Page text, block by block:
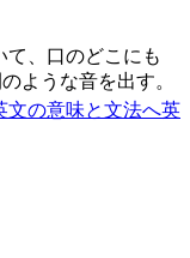
て、口のどこにも
ような音を出す。
文の意味と文法へ英